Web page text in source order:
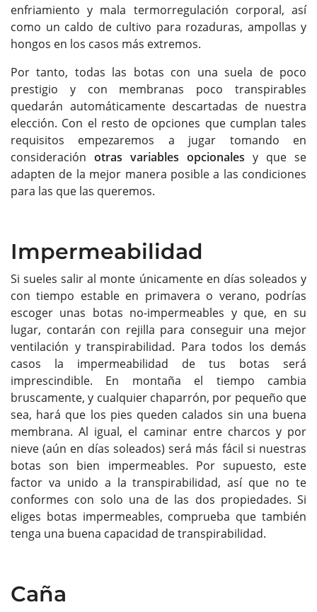
enfriamiento y mala termorregulación corporal, así
como un caldo de cultivo para rozaduras, ampollas y
hongos en los casos más extremos.
Por tanto, todas las botas con una suela de poco
prestigio y con membranas poco transpirables
quedarán automáticamente descartadas de nuestra
elección. Con el resto de opciones que cumplan tales
requisitos empezaremos a jugar tomando en
consideración otras variables opcionales y que se
adapten de la mejor manera posible a las condiciones
para las que las queremos.
Impermeabilidad
Si sueles salir al monte únicamente en días soleados y
con tiempo estable en primavera o verano, podrías
escoger unas botas no-impermeables y que, en su
lugar, contarán con rejilla para conseguir una mejor
ventilación y transpirabilidad. Para todos los demás
casos la impermeabilidad de tus botas será
imprescindible. En montaña el tiempo cambia
bruscamente, y cualquier chaparrón, por pequeño que
sea, hará que los pies queden calados sin una buena
membrana. Al igual, el caminar entre charcos y por
nieve (aún en días soleados) será más fácil si nuestras
botas son bien impermeables. Por supuesto, este
factor va unido a la transpirabilidad, así que no te
conformes con solo una de las dos propiedades. Si
eliges botas impermeables, comprueba que también
tenga una buena capacidad de transpirabilidad.
Caña